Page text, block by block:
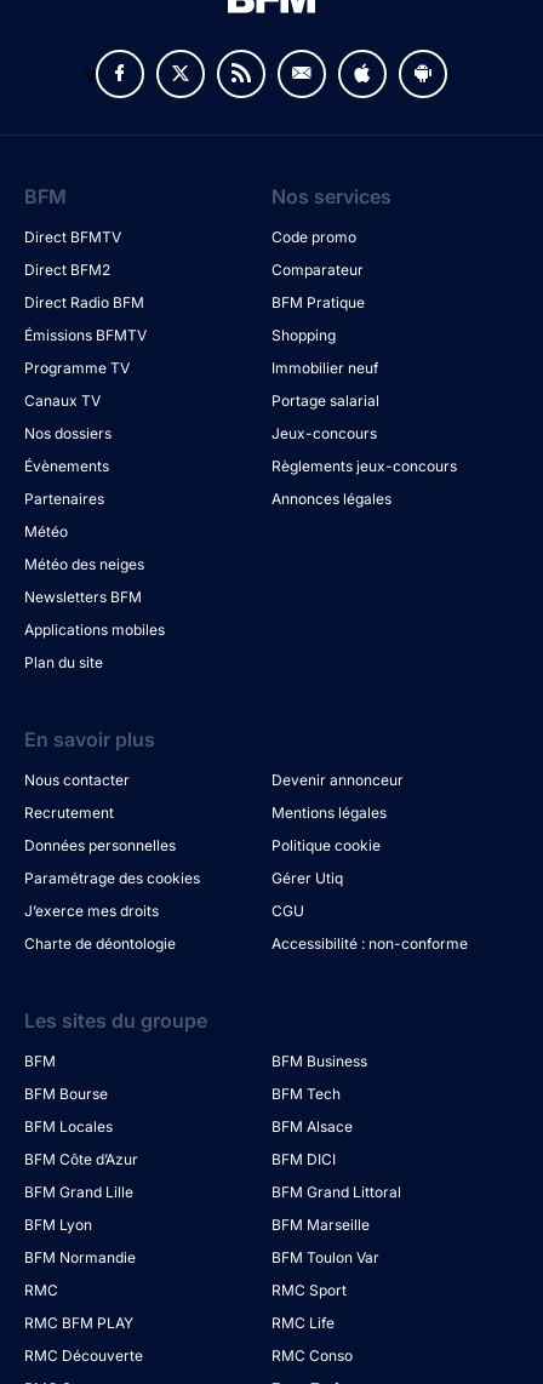
v
BFM
Direct BFMTV
Direct BFM2
Direct Radio BFM
Émissions BFMTV
Programme TV
Canaux TV
Nos dossiers
Évènements
Partenaires
Météo
Météo des neiges
Newsletters BFM
Applications mobiles
Plan du site
Nos services
Code promo
Comparateur
BFM Pratique
Shopping
Immobilier neuf
Portage salarial
Jeux-concours
Règlements jeux-concours
Annonces légales
En savoir plus
Nous contacter
Devenir annonceur
Recrutement
Mentions légales
Données personnelles
Politique cookie
Paramétrage des cookies
Gérer Utiq
J’exerce mes droits
CGU
Charte de déontologie
Accessibilité : non-conforme
Les sites du groupe
BFM
BFM Business
BFM Bourse
BFM Tech
BFM Locales
BFM Alsace
BFM Côte d’Azur
BFM DICI
BFM Grand Lille
BFM Grand Littoral
BFM Lyon
BFM Marseille
BFM Normandie
BFM Toulon Var
RMC
RMC Sport
RMC BFM PLAY
RMC Life
RMC Découverte
RMC Conso